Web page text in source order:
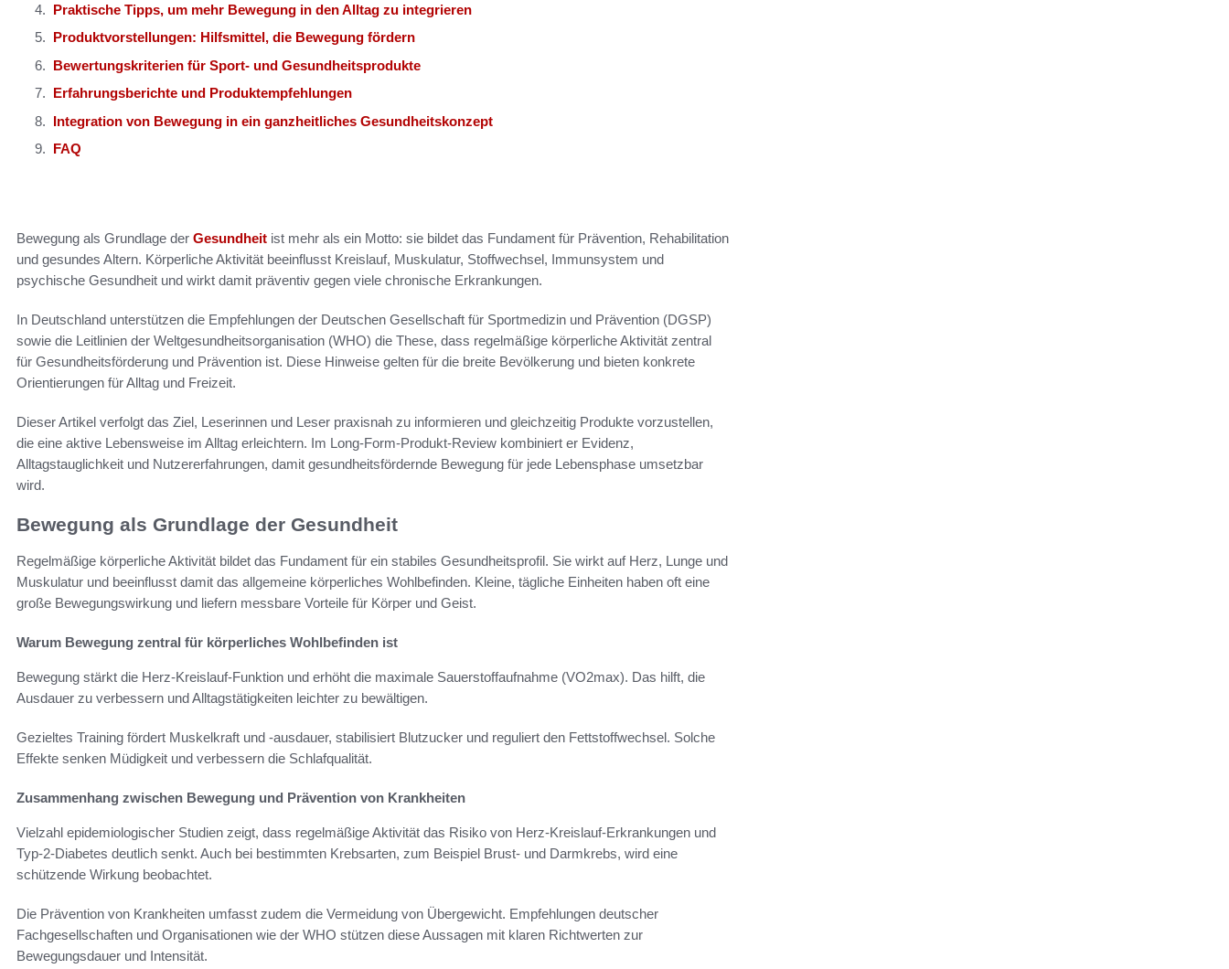
Praktische Tipps, um mehr Bewegung in den Alltag zu integrieren
Produktvorstellungen: Hilfsmittel, die Bewegung fördern
Bewertungskriterien für Sport- und Gesundheitsprodukte
Erfahrungsberichte und Produktempfehlungen
Integration von Bewegung in ein ganzheitliches Gesundheitskonzept
FAQ
Bewegung als Grundlage der Gesundheit ist mehr als ein Motto: sie bildet das Fundament für Prävention, Rehabilitation
und gesundes Altern. Körperliche Aktivität beeinflusst Kreislauf, Muskulatur, Stoffwechsel, Immunsystem und
psychische Gesundheit und wirkt damit präventiv gegen viele chronische Erkrankungen.
In Deutschland unterstützen die Empfehlungen der Deutschen Gesellschaft für Sportmedizin und Prävention (DGSP)
sowie die Leitlinien der Weltgesundheitsorganisation (WHO) die These, dass regelmäßige körperliche Aktivität zentral
für Gesundheitsförderung und Prävention ist. Diese Hinweise gelten für die breite Bevölkerung und bieten konkrete
Orientierungen für Alltag und Freizeit.
Dieser Artikel verfolgt das Ziel, Leserinnen und Leser praxisnah zu informieren und gleichzeitig Produkte vorzustellen,
die eine aktive Lebensweise im Alltag erleichtern. Im Long-Form-Produkt-Review kombiniert er Evidenz,
Alltagstauglichkeit und Nutzererfahrungen, damit gesundheitsfördernde Bewegung für jede Lebensphase umsetzbar
wird.
Bewegung als Grundlage der Gesundheit
Regelmäßige körperliche Aktivität bildet das Fundament für ein stabiles Gesundheitsprofil. Sie wirkt auf Herz, Lunge und
Muskulatur und beeinflusst damit das allgemeine körperliches Wohlbefinden. Kleine, tägliche Einheiten haben oft eine
große Bewegungswirkung und liefern messbare Vorteile für Körper und Geist.
Warum Bewegung zentral für körperliches Wohlbefinden ist
Bewegung stärkt die Herz-Kreislauf-Funktion und erhöht die maximale Sauerstoffaufnahme (VO2max). Das hilft, die
Ausdauer zu verbessern und Alltagstätigkeiten leichter zu bewältigen.
Gezieltes Training fördert Muskelkraft und -ausdauer, stabilisiert Blutzucker und reguliert den Fettstoffwechsel. Solche
Effekte senken Müdigkeit und verbessern die Schlafqualität.
Zusammenhang zwischen Bewegung und Prävention von Krankheiten
Vielzahl epidemiologischer Studien zeigt, dass regelmäßige Aktivität das Risiko von Herz-Kreislauf-Erkrankungen und
Typ-2-Diabetes deutlich senkt. Auch bei bestimmten Krebsarten, zum Beispiel Brust- und Darmkrebs, wird eine
schützende Wirkung beobachtet.
Die Prävention von Krankheiten umfasst zudem die Vermeidung von Übergewicht. Empfehlungen deutscher
Fachgesellschaften und Organisationen wie der WHO stützen diese Aussagen mit klaren Richtwerten zur
Bewegungsdauer und Intensität.